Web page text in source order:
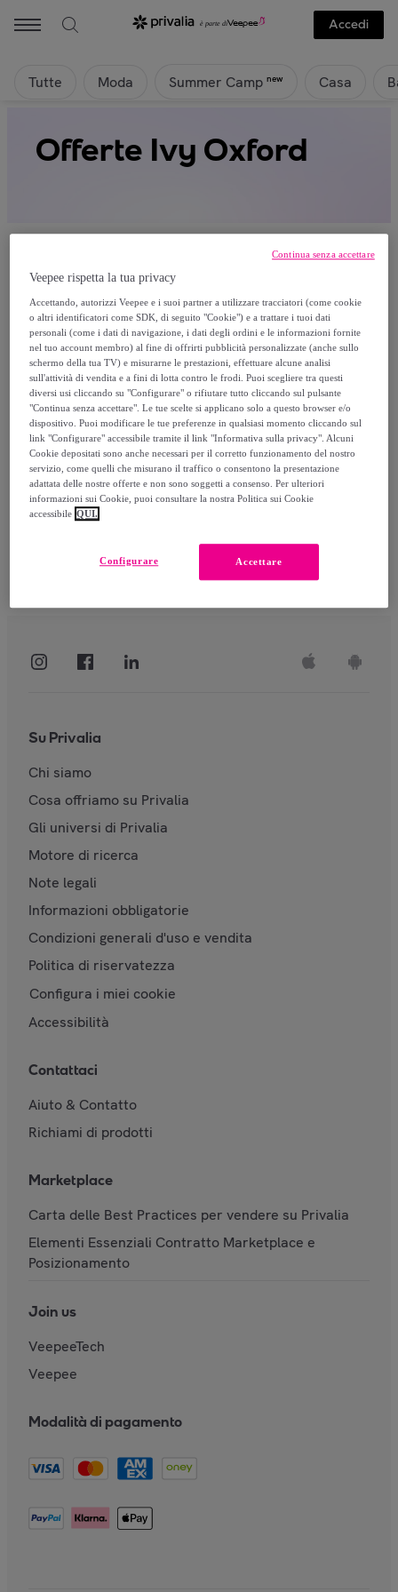
Accedi
Tutte Moda Summer Camp new Casa
Offerte Ivy Oxford
Attualmente non è disponibile alcun
prodotto.
Registrati e accedi a tutti i prodotti visibili ai nostri
membri.
Accedi
Su Privalia
Chi siamo
Cosa offriamo su Privalia
Gli universi di Privalia
Motore di ricerca
Note legali
Informazioni obbligatorie
Condizioni generali d'uso e vendita
Politica di riservatezza
Configura i miei cookie
Accessibilità
Contattaci
Aiuto & Contatto
Richiami di prodotti
Marketplace
Carta delle Best Practices per vendere su Privalia
Elementi Essenziali Contratto Marketplace e
Posizionamento
Join us
VeepeeTech
Veepee
Modalità di pagamento
Veepee rispetta la tua privacy
Accettando, autorizzi Veepee e i suoi partner a utilizzare tracciatori (come cookie
o altri identificatori come SDK, di seguito "Cookie") e a trattare i tuoi dati
personali (come i dati di navigazione, i dati degli ordini e le informazioni fornite
nel tuo account membro) al fine di offrirti pubblicità personalizzate (anche sullo
schermo della tua TV) e misurarne le prestazioni, effettuare alcune analisi
sull'attività di vendita e a fini di lotta contro le frodi. Puoi scegliere tra questi
diversi usi cliccando su "Configurare" o rifiutare tutto cliccando sul pulsante
"Continua senza accettare". Le tue scelte si applicano solo a questo browser e/o
dispositivo. Puoi modificare le tue preferenze in qualsiasi momento cliccando sul
link "Configurare" accessibile tramite il link "Informativa sulla privacy". Alcuni
Cookie depositati sono anche necessari per il corretto funzionamento del nostro
servizio, come quelli che misurano il traffico o consentono la presentazione
adattata delle nostre offerte e non sono soggetti a consenso. Per ulteriori
informazioni sui Cookie, puoi consultare la nostra Politica sui Cookie
accessibile QUI.
Accettare
Configurare
Continua senza accettare